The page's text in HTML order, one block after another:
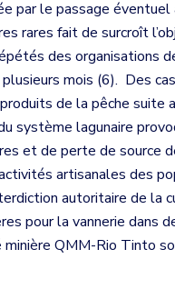
par le passage éventuel
rares fait de surcroît
des organisations
mois (6). Des
de la pêche suite
système lagunaire
et de perte de source
artisanales des
autoritaire de la
pour la vannerie dans
minière QMM-Rio Tinto